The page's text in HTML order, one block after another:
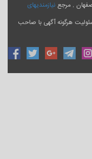
, مرجع نیازمندیهای
هرگونه آگهی با صاحب